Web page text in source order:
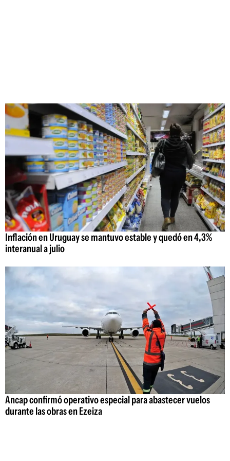
Inflación en Uruguay se mantuvo estable y quedó en 4,3%
interanual a julio
Ancap confirmó operativo especial para abastecer vuelos
durante las obras en Ezeiza